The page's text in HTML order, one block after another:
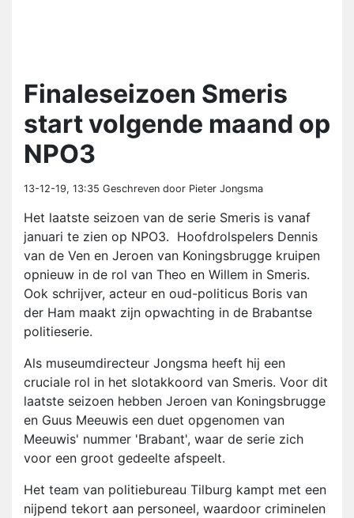
Finaleseizoen Smeris
start volgende maand op
NPO3
13-12-19, 13:35 Geschreven door Pieter Jongsma
Het laatste seizoen van de serie Smeris is vanaf
januari te zien op NPO3. Hoofdrolspelers Dennis
van de Ven en Jeroen van Koningsbrugge kruipen
opnieuw in de rol van Theo en Willem in Smeris.
Ook schrijver, acteur en oud-politicus Boris van
der Ham maakt zijn opwachting in de Brabantse
politieserie.
Als museumdirecteur Jongsma heeft hij een
cruciale rol in het slotakkoord van Smeris. Voor dit
laatste seizoen hebben Jeroen van Koningsbrugge
en Guus Meeuwis een duet opgenomen van
Meeuwis' nummer 'Brabant', waar de serie zich
voor een groot gedeelte afspeelt.
Het team van politiebureau Tilburg kampt met een
nijpend tekort aan personeel, waardoor criminelen